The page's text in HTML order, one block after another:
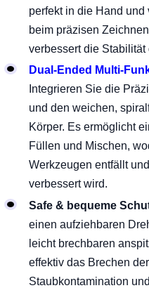
perfekt in die Hand und
beim präzisen
verbessert die Stabilität
Dual-Ended Multi-
Integrieren Sie die
und den weichen,
Körper. Es ermöglicht
Füllen und Mischen,
Werkzeugen entfällt
verbessert wird.
Safe & bequeme
einen aufziehbaren
leicht brechbaren
effektiv das Brechen
Staubkontamination